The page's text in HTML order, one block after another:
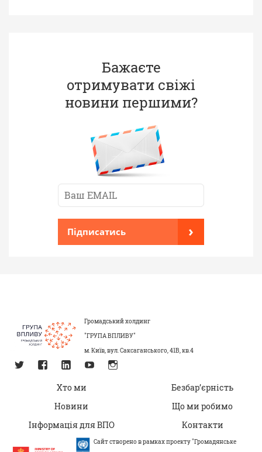
Бажаєте
отримувати свіжі
новини першими?
Підписатись ›
Громадський холдинг
"ГРУПА ВПЛИВУ"
м. Київ, вул. Саксаганського, 41В, кв.4
Хто ми
Новини
Інформація для ВПО
Безбар’єрність
Що ми робимо
Контакти
Сайт створено в рамках проекту "Громадянське